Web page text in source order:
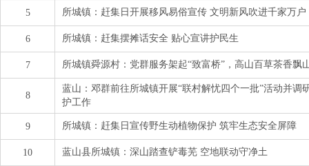
5 所城镇：赶集日开展移风易俗宣传 文明新风吹进千家万户
6 所城镇：赶集摆摊话安全 贴心宣讲护民生
7 所城镇舜源村：党群服务架起“致富桥”，高山百草茶香飘
8
蓝山：邓群前往所城镇开展“联村解忧四个一批”活动并调
护工作
9 所城镇：赶集日宣传野生动植物保护 筑牢生态安全屏障
10 蓝山县所城镇：深山踏查铲毒芜 空地联动守净土